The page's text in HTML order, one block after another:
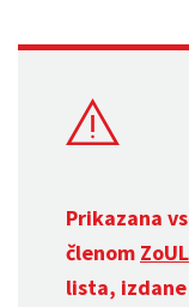
Prikazana
členom ZoUL
lista,